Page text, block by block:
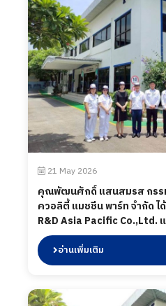
21 May 2026
คุณพัฒนศักดิ์ แสนสมรส กรร
ควอลิตี้ แมชชีน พาร์ท จำกัด ไ
R&D Asia Pacific Co.,Ltd.
(Thailand) โดยทางบริษัท พี
ได้นำเสนอผลิตภัณฑ์ต่าง ๆ รวม
กระบวนการผลิตในส่วนของโ
อ่านเพิ่มเติม